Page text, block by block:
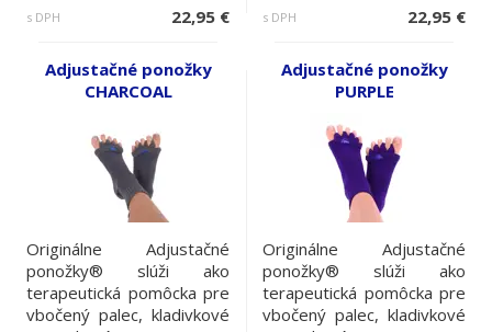
s DPH 22,95 € s DPH 22,95 €
Adjustačné ponožky
CHARCOAL
Originálne Adjustačné
ponožky® slúži ako
terapeutická pomôcka pre
vbočený palec, kladivkové
Adjustačné ponožky
PURPLE
Originálne Adjustačné
ponožky® slúži ako
terapeutická pomôcka pre
vbočený palec, kladivkové